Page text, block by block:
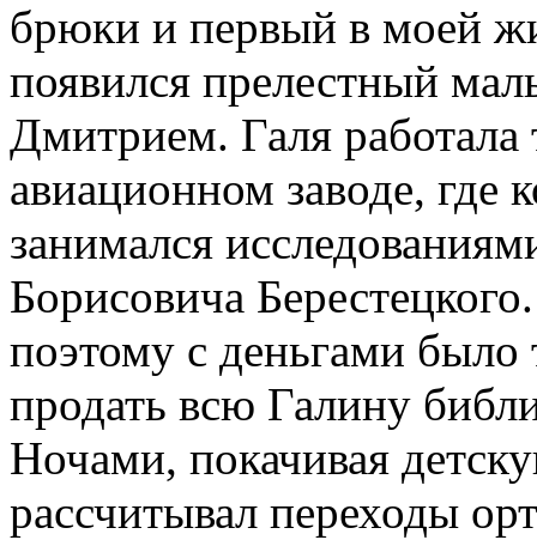
брюки и первый в моей
появился прелестный
Дмитрием. Галя
авиационном заводе, где
занимался
Борисовича
поэтому с деньгами
продать всю Галину
Ночами, покачивая
рассчитывал переходы